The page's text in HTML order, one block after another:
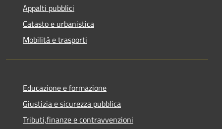
Appalti pubblici
Catasto e urbanistica
Mobilità e trasporti
Educazione e formazione
Giustizia e sicurezza pubblica
Tributi,finanze e contravvenzioni